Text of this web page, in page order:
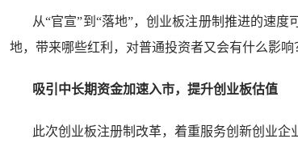
从“官宣”到“落地”，创业板注册制推进的速
地，带来哪些红利，对普通投资者又会有什么影响
吸引中长期资金加速入市，提升创业板估值
此次创业板注册制改革，着重服务创新创业